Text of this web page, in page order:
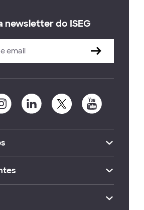
newsletter do ISEG